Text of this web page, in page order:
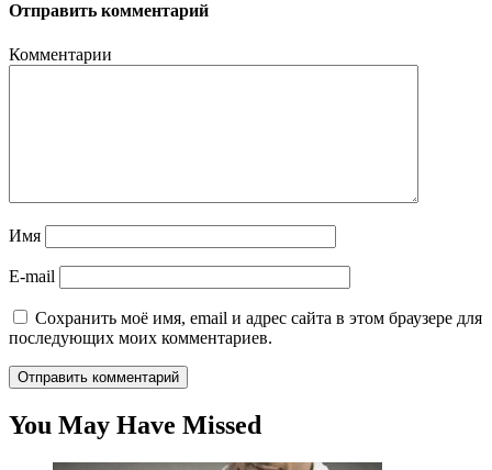
Отправить комментарий
Комментарии
Имя
E-mail
Сохранить моё имя, email и адрес сайта в этом браузере для
последующих моих комментариев.
You May Have Missed